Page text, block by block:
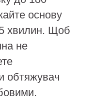
основу
хвилин. Щоб
не
обтяжувач